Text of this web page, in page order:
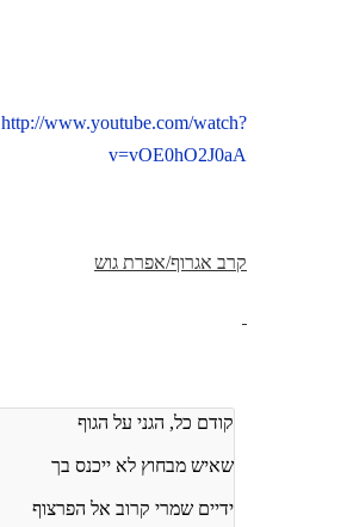
http://www.youtube.com/watch?
v=vOE0hO2J0aA
קרב אגרוף/אפרת גוש
קודם כל, הגני על הגוף
שאיש מבחוץ לא ייכנס בך
ידיים שמרי קרוב אל הפרצוף